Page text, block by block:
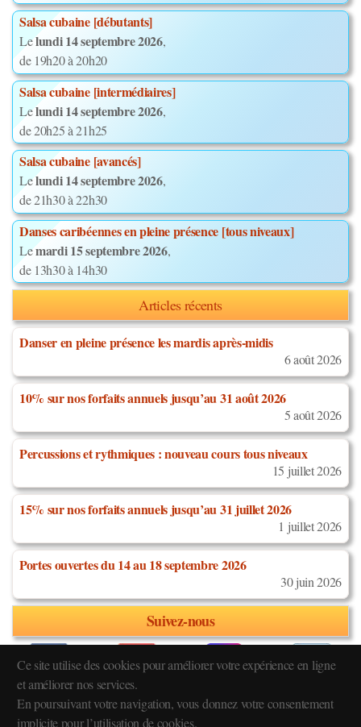
Salsa cubaine [débutants]
Lelundi 14 septembre 2026,
de 19h20 à 20h20
Salsa cubaine [intermédiaires]
Lelundi 14 septembre 2026,
de 20h25 à 21h25
Salsa cubaine [avancés]
Lelundi 14 septembre 2026,
de 21h30 à 22h30
Danses caribéennes en pleine présence [tous niveaux]
Lemardi 15 septembre 2026,
de 13h30 à 14h30
Articles récents
Danser en pleine présence les mardis après-midis
6 août 2026
10% sur nos forfaits annuels jusqu’au 31 août 2026
5 août 2026
Percussions et rythmiques : nouveau cours tous niveaux
15 juillet 2026
15% sur nos forfaits annuels jusqu’au 31 juillet 2026
1 juillet 2026
Portes ouvertes du 14 au 18 septembre 2026
30 juin 2026
Suivez-nous
Réglement intérieur
Ce site utilise des cookies pour améliorer votre expérience en ligne
et améliorer nos services.
En poursuivant votre navigation, vous donnez votre consentement
implicite pour l’utilisation de cookies.